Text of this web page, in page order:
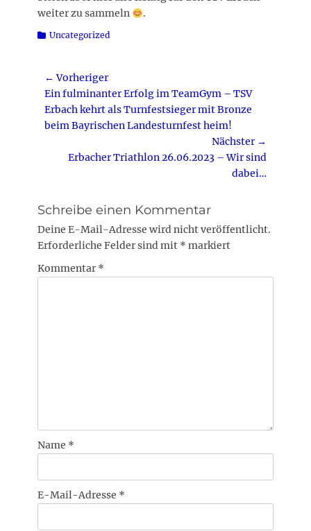
weiter zu sammeln
.
Kategorien
Uncategorized
Beitragsnavigation
← Vorheriger
Vorheriger
Beitrag:
Ein fulminanter Erfolg im TeamGym – TSV
Erbach kehrt als Turnfestsieger mit Bronze
beim Bayrischen Landesturnfest heim!
Nächster →
NächsterErbacher Triathlon 26.06.2023 – Wir sind
dabei…
Schreibe einen Kommentar
Deine E-Mail-Adresse wird nicht veröffentlicht.
Erforderliche Felder sind mit * markiert
Kommentar *
Name *
E-Mail-Adresse *